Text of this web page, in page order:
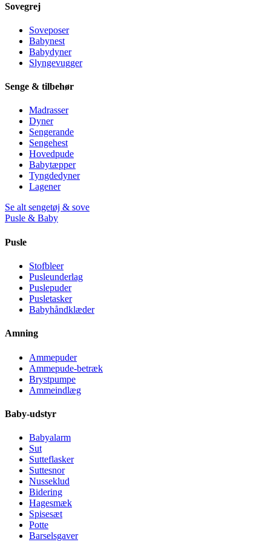
Sovegrej
Soveposer
Babynest
Babydyner
Slyngevugger
Senge & tilbehør
Madrasser
Dyner
Sengerande
Sengehest
Hovedpude
Babytæpper
Tyngdedyner
Lagener
Se alt sengetøj & sove
Pusle & Baby
Pusle
Stofbleer
Pusleunderlag
Puslepuder
Pusletasker
Babyhåndklæder
Amning
Ammepuder
Ammepude-betræk
Brystpumpe
Ammeindlæg
Baby-udstyr
Babyalarm
Sut
Sutteflasker
Suttesnor
Nusseklud
Bidering
Hagesmæk
Spisesæt
Potte
Barselsgaver